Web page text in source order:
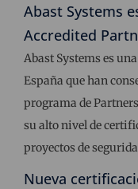
Abast Systems
Accredited
Abast Systems es
España que han
programa de
su alto nivel de
proyectos de
Nueva